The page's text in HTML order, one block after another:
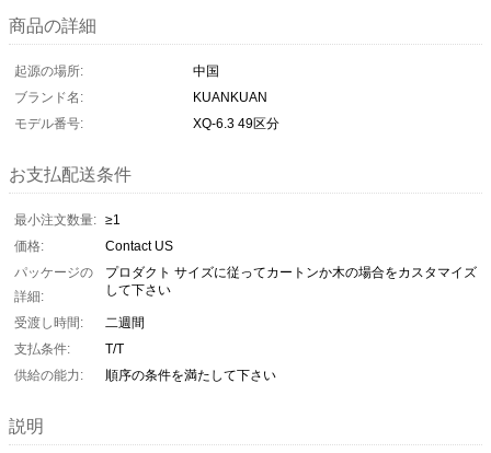
商品の詳細
起源の場所:
中国
ブランド名:
KUANKUAN
モデル番号:
XQ-6.3 49区分
お支払配送条件
最小注文数量: ≥1
価格:
Contact US
パッケージの
詳細:
プロダクト サイズに従ってカートンか木の場合をカスタマイズ
して下さい
受渡し時間:
二週間
支払条件:
T/T
供給の能力:
順序の条件を満たして下さい
説明